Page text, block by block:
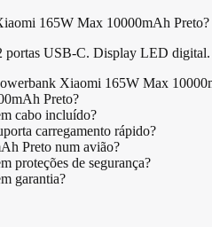
165W Max 10000mAh Preto?
USB-C. Display LED digital.
Xiaomi 165W Max
Preto?
cabo incluído?
carregamento rápido?
Preto num avião?
proteções de segurança?
garantia?